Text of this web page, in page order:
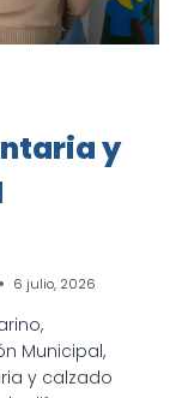
y
6 julio, 2026
Municipal,
y calzado